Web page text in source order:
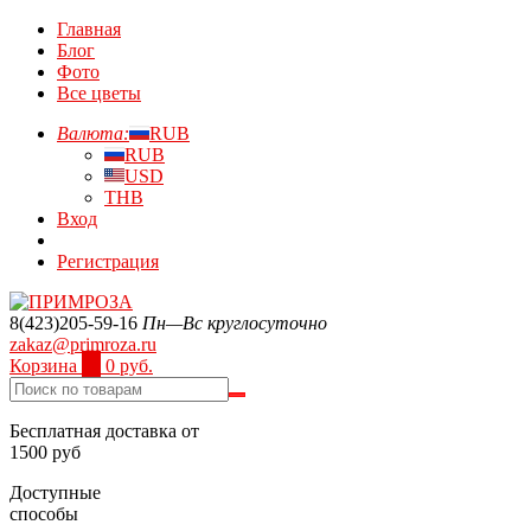
Главная
Блог
Фото
Все цветы
Валюта:
RUB
RUB
USD
THB
Вход
Регистрация
8(423)205-59-16 Пн—Вс круглосуточно
zakaz@primroza.ru
Корзина
0 руб.
Бесплатная доставка от
1500 руб
Доступные
способы